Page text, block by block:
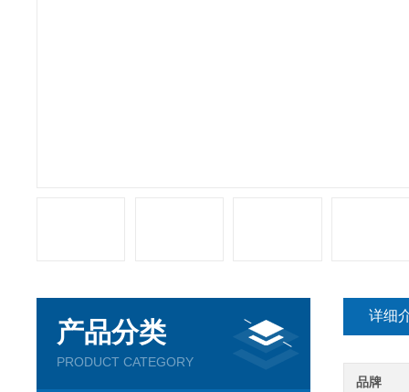
产品分类
PRODUCT CATEGORY
详细
品牌